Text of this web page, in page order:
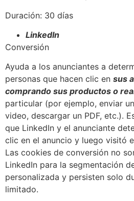
Duración: 30 días
LinkedIn
Conversión
Ayuda a los anunciantes a
personas que hacen clic en sus
comprando sus productos o
particular (por ejemplo, enviar
video, descargar un PDF, etc.).
que LinkedIn y el anunciante
clic en el anuncio y luego visitó
Las cookies de conversión no
LinkedIn para la segmentación
personalizada y persisten solo
limitado.